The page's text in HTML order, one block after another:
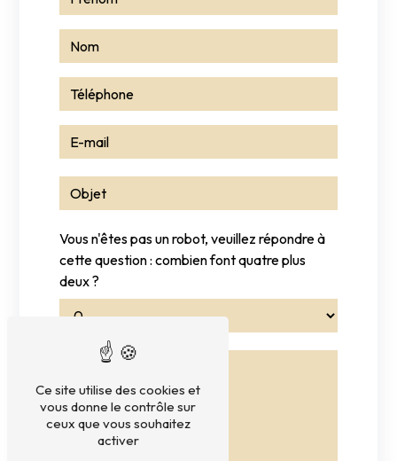
Vous n'êtes pas un robot, veuillez répondre à
cette question : combien font quatre plus
deux ?
Ce site utilise des cookies et
vous donne le contrôle sur
ceux que vous souhaitez
activer